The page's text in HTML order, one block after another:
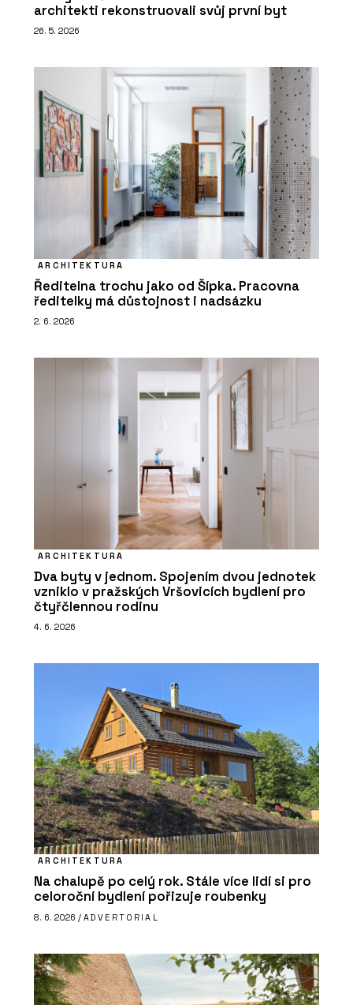
architekti rekonstruovali svůj první byt
26. 5. 2026
ARCHITEKTURA
Ředitelna trochu jako od Šípka. Pracovna
ředitelky má důstojnost i nadsázku
2. 6. 2026
ARCHITEKTURA
Dva byty v jednom. Spojením dvou jednotek
vzniklo v pražských Vršovicích bydlení pro
čtyřčlennou rodinu
4. 6. 2026
ARCHITEKTURA
Na chalupě po celý rok. Stále více lidí si pro
celoroční bydlení pořizuje roubenky
8. 6. 2026 / ADVERTORIAL